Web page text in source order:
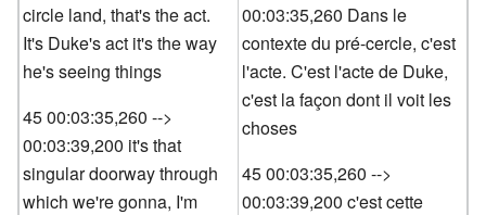
circle land, that's the act.
It's Duke's act it's the way
he's seeing things
45 00:03:35,260 -->
00:03:39,200 it's that
singular doorway through
which we're gonna, I'm
00:03:35,260 Dans le
contexte du pré-cercle, c'est
l'acte. C'est l'acte de Duke,
c'est la façon dont il voit les
choses
45 00:03:35,260 -->
00:03:39,200 c'est cette